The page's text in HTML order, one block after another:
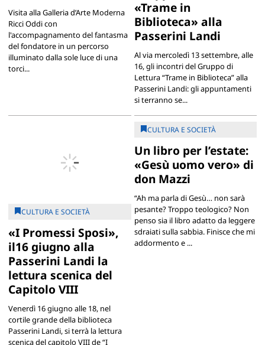
Visita alla Galleria d’Arte Moderna
Ricci Oddi con
l'accompagnamento del fantasma
del fondatore in un percorso
illuminato dalla sole luce di una
torci...
«Trame in
Biblioteca» alla
Passerini Landi
Al via mercoledì 13 settembre, alle
16, gli incontri del Gruppo di
Lettura “Trame in Biblioteca” alla
Passerini Landi: gli appuntamenti
si terranno se...
CULTURA E SOCIETÀ
«I Promessi Sposi»,
il16 giugno alla
Passerini Landi la
lettura scenica del
Capitolo VIII
Venerdì 16 giugno alle 18, nel
cortile grande della biblioteca
Passerini Landi, si terrà la lettura
scenica del capitolo VIII de “I
CULTURA E SOCIETÀ
Un libro per l’estate:
«Gesù uomo vero» di
don Mazzi
“Ah ma parla di Gesù… non sarà
pesante? Troppo teologico? Non
penso sia il libro adatto da leggere
sdraiati sulla sabbia. Finisce che mi
addormento e ...